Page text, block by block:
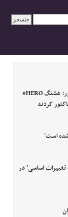
تئوریسین انقلابیون افشاگری کرد، رائفی پور: هشتگ HERO#
کردند
شده است'
اساسی' در